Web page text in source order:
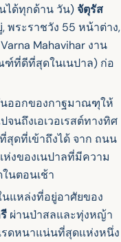
ได้ทุกด้าน วัน)จัตุรัส
พระราชวัง 55 หน้าต่าง,
Mahavihar งาน
ที่ดีที่สุดในเนปาล) ก่อ
นออกของกาฐมาณฑุให้
นถึงเอเวอเรสต์ทางทิศ
สุดที่เข้าถึงได้ จาก ถนน
งของเนปาลที่มีความ
นตอนเช้า
นแหล่งที่อยู่อาศัยของ
ผ่านป่าสลและทุ่งหญ้า
ดหนาแน่นที่สุดแห่งหนึ่ง